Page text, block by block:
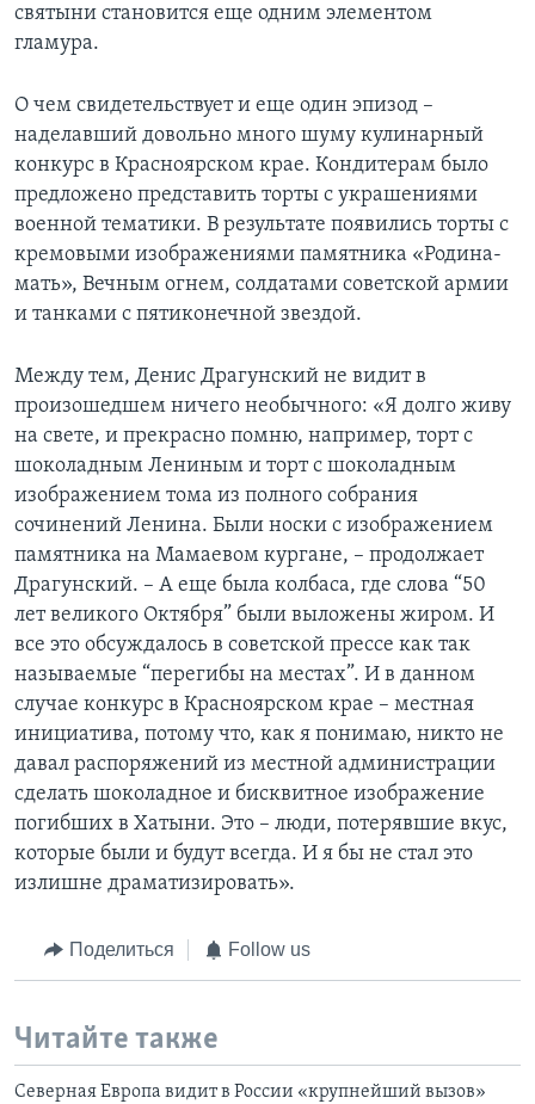
святыни становится еще одним элементом
гламура.
О чем свидетельствует и еще один эпизод –
наделавший довольно много шуму кулинарный
конкурс в Красноярском крае. Кондитерам было
предложено представить торты с украшениями
военной тематики. В результате появились торты с
кремовыми изображениями памятника «Родина-
мать», Вечным огнем, солдатами советской армии
и танками с пятиконечной звездой.
Между тем, Денис Драгунский не видит в
произошедшем ничего необычного: «Я долго живу
на свете, и прекрасно помню, например, торт с
шоколадным Лениным и торт с шоколадным
изображением тома из полного собрания
сочинений Ленина. Были носки с изображением
памятника на Мамаевом кургане, – продолжает
Драгунский. – А еще была колбаса, где слова “50
лет великого Октября” были выложены жиром. И
все это обсуждалось в советской прессе как так
называемые “перегибы на местах”. И в данном
случае конкурс в Красноярском крае – местная
инициатива, потому что, как я понимаю, никто не
давал распоряжений из местной администрации
сделать шоколадное и бисквитное изображение
погибших в Хатыни. Это – люди, потерявшие вкус,
которые были и будут всегда. И я бы не стал это
излишне драматизировать».
Поделиться Follow us
Читайте также
Северная Европа видит в России «крупнейший вызов»